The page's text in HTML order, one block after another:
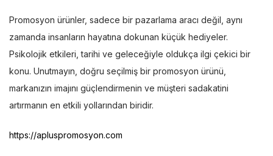
Promosyon ürünler, sadece bir pazarlama aracı değil, aynı
zamanda insanların hayatına dokunan küçük hediyeler.
Psikolojik etkileri, tarihi ve geleceğiyle oldukça ilgi çekici bir
konu. Unutmayın, doğru seçilmiş bir promosyon ürünü,
markanızın imajını güçlendirmenin ve müşteri sadakatini
artırmanın en etkili yollarından biridir.
https://apluspromosyon.com